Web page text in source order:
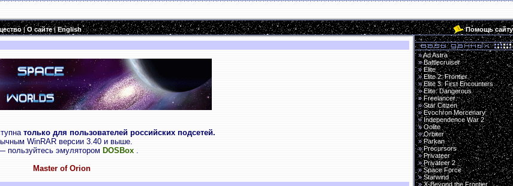
|О сайте|English Помощь сайту
только для пользователей российских подсетей.
WinRAR версии 3.40 и выше.
пользуйтесь эмулятором DOSBox .
Master of Orion
»Ad Astra
» Battlecruiser
» Elite
» Elite 2: Frontier
» Elite 3: First Encounters
» Elite: Dangerous
» Freelancer
» Star Citizen
» Evochron Mercenary
» Independence War 2
» Oolite
» Orbiter
» Parkan
» Precursors
» Privateer
» Privateer 2
» Space Force
» Starwind
» X-Beyond the Frontier